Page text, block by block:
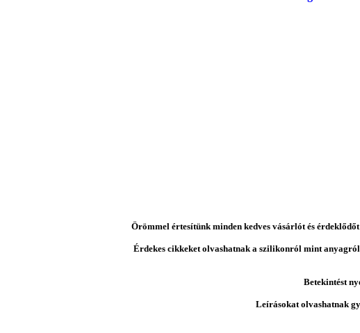
Örömmel értesítünk minden kedves vásárlót és
Érdekes cikkeket olvashatnak a szilikonról mint
Betekintést
Leírásokat olvashatnak